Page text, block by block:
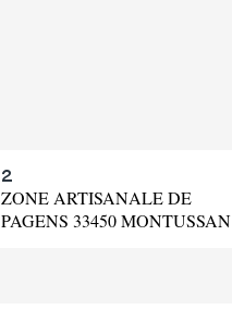
2
ZONE ARTISANALE DE
PAGENS 33450 MONTUSSAN